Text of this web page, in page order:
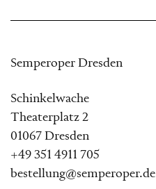
Semperoper Dresden
Schinkelwache
Theaterplatz 2
01067 Dresden
+49 351 4911 705
bestellung@semperoper.de